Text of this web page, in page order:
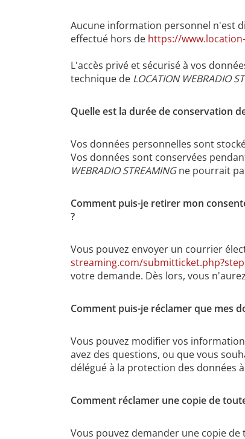
Aucune information personnel n'est
effectué hors de https://
L'accès privé et sécurisé à vos
technique de LOCATION WEBRADIO
Quelle est la durée de conservation
Vos données personnelles sont
Vos données sont conservées
WEBRADIO STREAMINGne pourrait
Comment puis-je retirer mon
?
Vous pouvez envoyer un courrier
streaming.com/
votre demande. Dès lors, vous
Comment puis-je réclamer que mes
Vous pouvez modifier vos
avez des questions, ou que vous
délégué à la protection des données
Comment réclamer une copie de
Vous pouvez demander une copie